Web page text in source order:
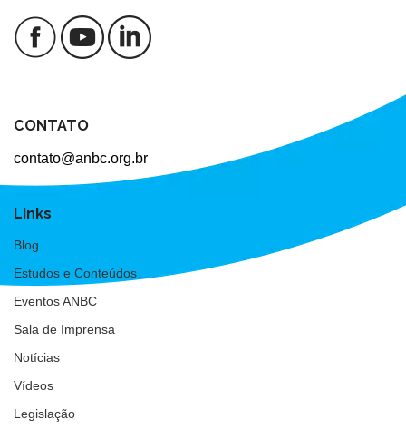
CONTATO
contato@anbc.org.br
Links
Blog
Estudos e Conteúdos
Eventos ANBC
Sala de Imprensa
Notícias
Vídeos
Legislação